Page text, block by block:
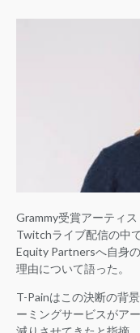
Grammy受賞アーティ
Twitchライブ配信の中
Equity Partnersへ自身
理由について語った。
T-Painはこの決断の背
ーミングサービスがア